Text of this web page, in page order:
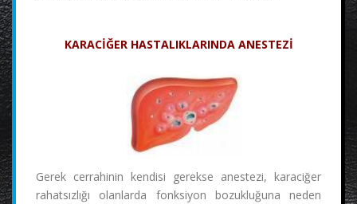
KARACİĞER HASTALIKLARINDA ANESTEZİ
Gerek cerrahinin kendisi gerekse anestezi, karaciğer
rahatsızlığı olanlarda fonksiyon bozukluğuna neden